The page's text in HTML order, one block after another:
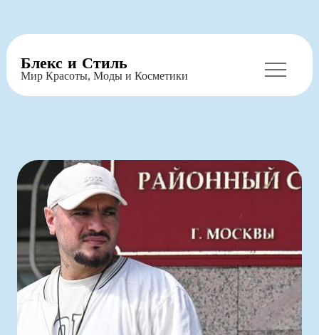
Перейти
содержимому
Блекс и Стиль
Мир Красоты, Моды и Косметики